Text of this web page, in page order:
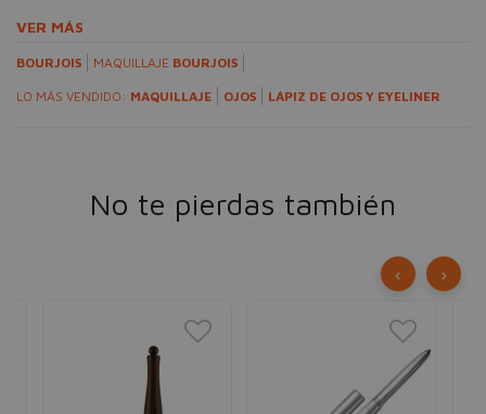
VER MÁS
BOURJOIS MAQUILLAJE BOURJOIS
LO MÁS VENDIDO: MAQUILLAJE OJOS LÁPIZ DE OJOS Y EYELINER
No te pierdas también
‹ ›